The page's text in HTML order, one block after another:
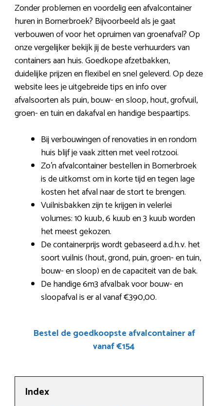
Zonder problemen en voordelig een afvalcontainer
huren in Bornerbroek? Bijvoorbeeld als je gaat
verbouwen of voor het opruimen van groenafval? Op
onze vergelijker bekijk jij de beste verhuurders van
containers aan huis. Goedkope afzetbakken,
duidelijke prijzen en flexibel en snel geleverd. Op deze
website lees je uitgebreide tips en info over
afvalsoorten als puin, bouw- en sloop, hout, grofvuil,
groen- en tuin en dakafval en handige bespaartips.
Bij verbouwingen of renovaties in en rondom
huis blijf je vaak zitten met veel rotzooi.
Zo’n afvalcontainer bestellen in Bornerbroek
is de uitkomst om in korte tijd en tegen lage
kosten het afval naar de stort te brengen.
Vuilnisbakken zijn te krijgen in velerlei
volumes: 10 kuub, 6 kuub en 3 kuub worden
het meest gekozen.
De containerprijs wordt gebaseerd a.d.h.v. het
soort vuilnis (hout, grond, puin, groen- en tuin,
bouw- en sloop) en de capaciteit van de bak.
De handige 6m3 afvalbak voor bouw- en
sloopafval is er al vanaf €390,00.
Bestel de goedkoopste afvalcontainer af
vanaf €154
Index